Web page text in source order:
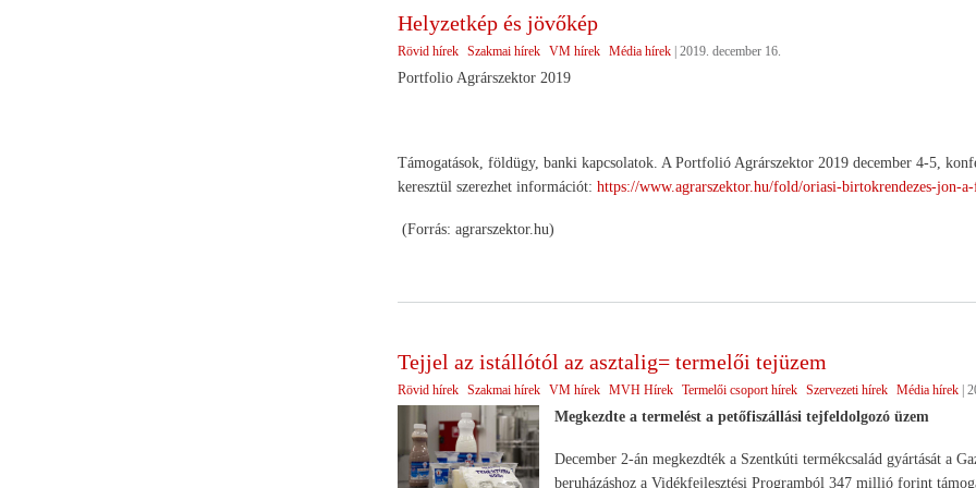
Helyzetkép és jövőkép
Rövid hírek Szakmai hírek VM hírek Média hírek 2019. december 16.
Portfolio Agrárszektor 2019
Támogatások, földügy, banki kapcsolatok. A Portfolió Agrárszektor 2019 december 4-5,
keresztül szerezhet információt: https://www.agrarszektor.hu/fold/oriasi-birtokrendezes-jon-
(Forrás: agrarszektor.hu)
Tejjel az istállótól az asztalig= termelői tejüzem
Rövid hírek Szakmai hírek VM hírek MVH Hírek Termelői csoport hírek Szervezeti hírek Média hírek
Megkezdte a termelést a petőfiszállási tejfeldolgozó üzem
December 2-án megkezdték a Szentkúti termékcsalád gyártását a
beruházáshoz a Vidékfejlesztési Programból 347 millió forint